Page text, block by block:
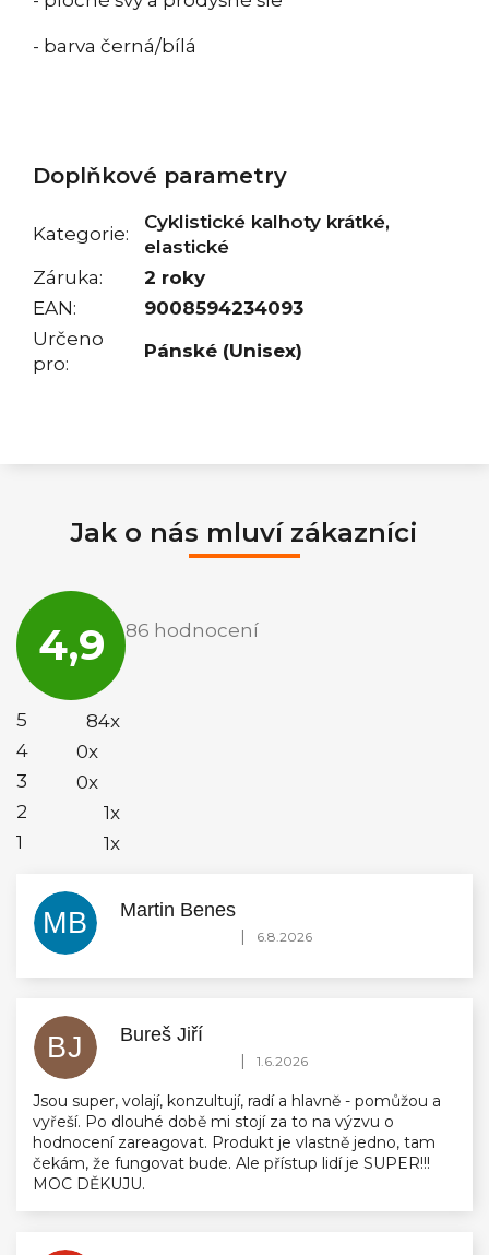
- barva černá/bílá
Doplňkové parametry
Kategorie:
Cyklistické kalhoty krátké,
elastické
Záruka:
2 roky
EAN:
9008594234093
Určeno
pro:
Pánské (Unisex)
Jak o nás mluví zákazníci
4,9
obchodu
je
86 hodnocení
5
84x
4
0x
3
0x
2
1x
1
1x
MB Martin Benes
Hodnocení obchodu je 5 z 5 hvězdiček.
| 6.8.2026
BJ Bureš Jiří
Hodnocení obchodu je 5 z 5 hvězdiček.
| 1.6.2026
Jsou super, volají, konzultují, radí a hlavně - pomůžou a
vyřeší. Po dlouhé době mi stojí za to na výzvu o
hodnocení zareagovat. Produkt je vlastně jedno, tam
čekám, že fungovat bude. Ale přístup lidí je SUPER!!!
MOC DĚKUJU.